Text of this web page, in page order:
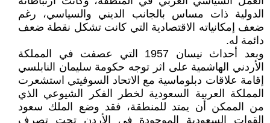
الدولية ذات مساس بالجانب الديني والسياسي، رغم
ضعف إمكانياته الاقتصادية التي كانت تشكل نقطة ضعف
دائمة له.
وبعد أحداث نيسان 1957 التي عصفت في المملكة
الأردني الهاشمية على اثر توجه حكومة سليمان النابلسي
إقامة علاقات دبلوماسية مع الاتحاد السوفيتي استشعرت
المملكة العربية السعودية لخطر الفكر الشيوعي الذي
من الممكن أن يمتد للمنطقة، فقد وضع الملك سعود
القوات السعودية الموجودة في الأردن تحت تصرف